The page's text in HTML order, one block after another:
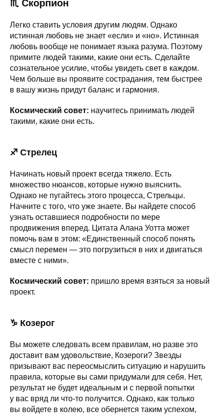
♏ Скорпион
Легко ставить условия другим людям. Однако
истинная любовь не знает «если» и «но». Истинная
любовь вообще не понимает языка разума. Поэтому
примите людей такими, какие они есть. Сделайте
сознательное усилие, чтобы увидеть свет в каждом.
Чем больше вы проявите сострадания, тем быстрее
в вашу жизнь придут баланс и гармония.
Космический совет: научитесь принимать людей
такими, какие они есть.
♐ Стрелец
Начинать новый проект всегда тяжело. Есть
множество нюансов, которые нужно выяснить.
Однако не пугайтесь этого процесса, Стрельцы.
Начните с того, что уже знаете. Вы найдете способ
узнать оставшиеся подробности по мере
продвижения вперед. Цитата Алана Уотта может
помочь вам в этом: «Единственный способ понять
смысл перемен — это погрузиться в них и двигаться
вместе с ними».
Космический совет: пришло время взяться за новый
проект.
♑ Козерог
Вы можете следовать всем правилам, но разве это
доставит вам удовольствие, Козероги? Звезды
призывают вас переосмыслить ситуацию и нарушить
правила, которые вы сами придумали для себя. Нет,
результат не будет идеальным и с первой попытки
у вас вряд ли что-то получится. Однако, как только
вы войдете в колею, все обернется таким успехом,